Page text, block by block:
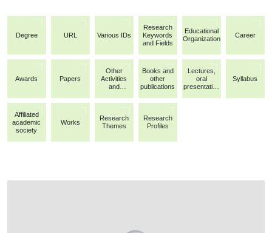
Degree URL Various IDs
Research
Keywords
and Fields
Educational
Organization
Career
Awards Papers
Other
Activities
and
ts
Books and
other
publications
Lectures,
oral
presentation
Syllabus
Affiliated
academic
society
Works
Research
Themes
Research
Profiles